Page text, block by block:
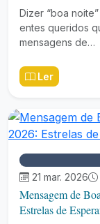
Dizer “boa
entes queridos
mensagens de…
Ler
21 mar. 2026
Mensagem de
Estrelas de